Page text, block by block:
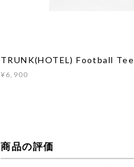
TRUNK(HOTEL) Football Tee
¥6,900
商品の評価